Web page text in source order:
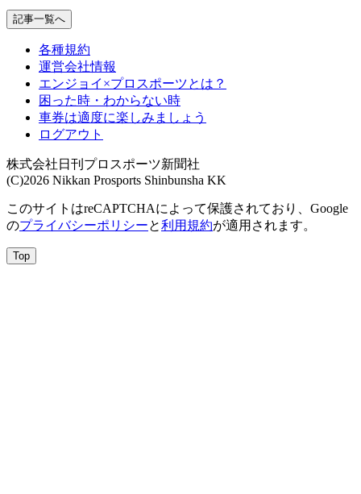
記事一覧へ
各種規約
運営会社情報
エンジョイ×プロスポーツとは？
困った時・わからない時
車券は適度に楽しみましょう
ログアウト
株式会社日刊プロスポーツ新聞社
(C)2026 Nikkan Prosports Shinbunsha KK
このサイトはreCAPTCHAによって保護されており、Google
のプライバシーポリシーと利用規約が適用されます。
Top